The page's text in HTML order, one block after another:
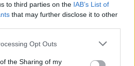
to third parties on the IAB’s List of
that may further disclose it to other
app uses one or more Google
or usage behaviour. You may click to
Opt Outs
the Sharing of my